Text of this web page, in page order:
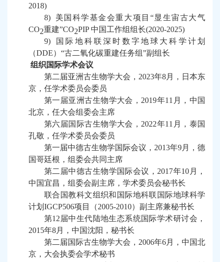
2018)
8)
美国科学基金会重大项目 “显生宙古大气
CO2重建”CO2PIP 中国工作组组长(2020-2025)
9)
国际地科联深时数字地球大科学计划
（DDE）“古二氧化碳重建任务组”副组长
组织国际学术会议
第二届亚洲古生物学大会， 2023年8月，日本东
京，任学术委员会委员
第一届亚洲古生物学大会， 2019年11 月，中国
北京，任大会组委会主席
第六届国际古生物学大会， 2022年11 月，泰国
孔敬，任学术委员会委员
第一届中德古生物学国际会议， 2013年9月，德
国哥廷根，组委会共同主席
第二届中德古生物学国际会议， 2017年10 月，
中国宜昌，组委会副主席，学术委员会秘书长
联合国教科文组织和国际地科联国际地球科学
计划 IGCP506项目（2005-2010）副主席兼秘书长
第12 届中生代陆地生态系统国际学术研讨会，
2015年8月，中国沈阳，秘书长
第二届国际古生物学大会， 2006年6月，中国北
京，大会执委会学术秘书